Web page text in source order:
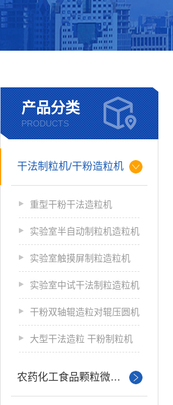
产品分类
PRODUCTS
干法制粒机/干粉造粒机
重型干粉干法造粒机
实验室半自动制粒机造粒机
实验室触摸屏制粒造粒机
实验室中试干法制粒造粒机
干粉双轴辊造粒对辊压圆机
大型干法造粒 干粉制粒机
农药化工食品颗粒微丸制粒